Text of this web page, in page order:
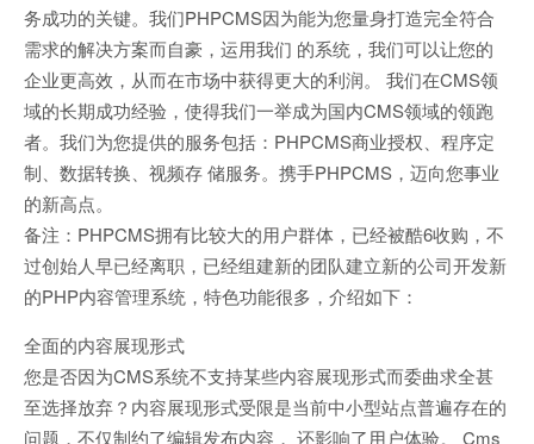
务成功的关键。我们PHPCMS因为能为您量身打造完全符合
需求的解决方案而自豪，运用我们 的系统，我们可以让您的
企业更高效，从而在市场中获得更大的利润。 我们在CMS领
域的长期成功经验，使得我们一举成为国内CMS领域的领跑
者。我们为您提供的服务包括：PHPCMS商业授权、程序定
制、数据转换、视频存 储服务。携手PHPCMS，迈向您事业
的新高点。
备注：PHPCMS拥有比较大的用户群体，已经被酷6收购，不
过创始人早已经离职，已经组建新的团队建立新的公司开发新
的PHP内容管理系统，特色功能很多，介绍如下：
全面的内容展现形式
您是否因为CMS系统不支持某些内容展现形式而委曲求全甚
至选择放弃？内容展现形式受限是当前中小型站点普遍存在的
问题，不仅制约了编辑发布内容， 还影响了用户体验。 Cms